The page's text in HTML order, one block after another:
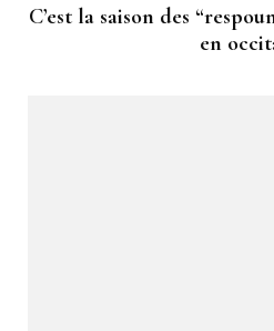
C’est la saison des
en